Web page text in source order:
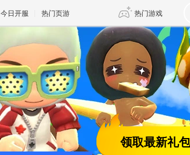
今日开服 热门页游 热门游戏
魔兽 DNF 传奇4
天堂 剑网3旗舰版 新天龙八部
王权与自由 诛仙世界 新仙侠5
领取最新礼包